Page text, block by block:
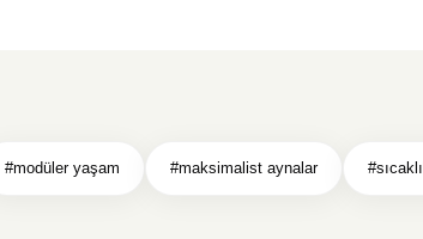
#modüler yaşam #maksimalist aynalar